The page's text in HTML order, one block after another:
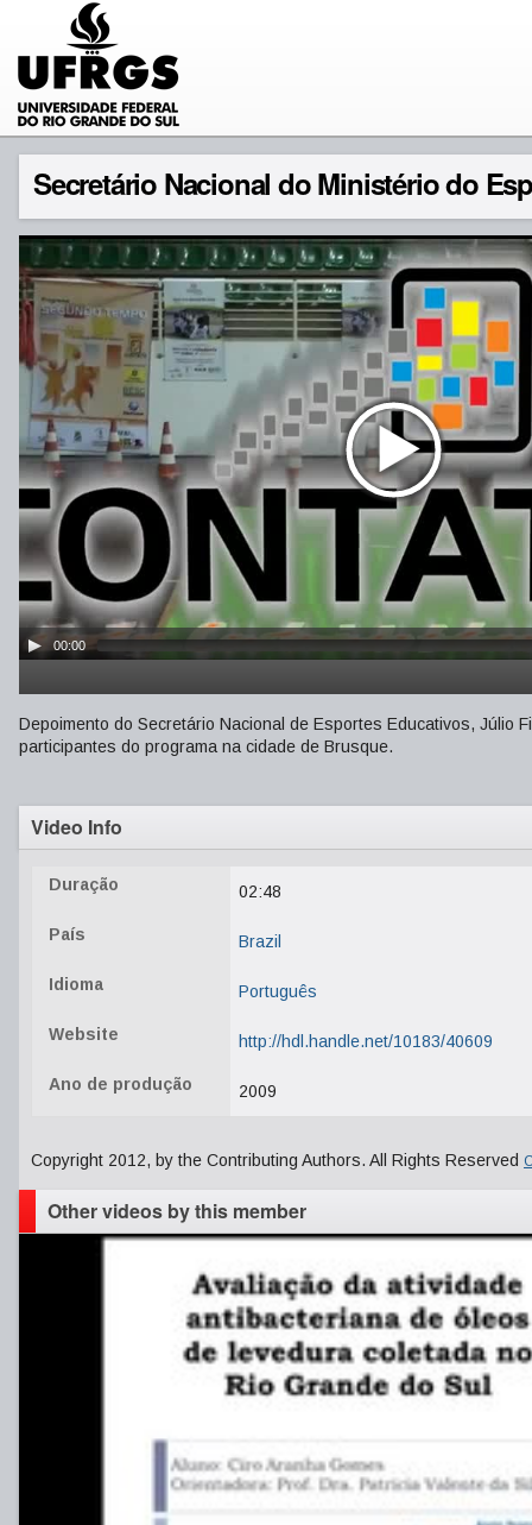
Secretário Nacional do Ministério do
00:00
Depoimento do Secretário Nacional de Esportes Educativos, Júlio
participantes do programa na cidade de Brusque.
Video Info
Duração 02:48
País Brazil
Idioma Português
Website http://hdl.handle.net/10183/40609
Ano de produção 2009
Copyright 2012, by the Contributing Authors. All Rights Reserved
Other videos by this member